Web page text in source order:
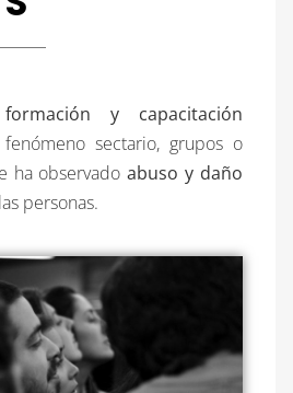
formación y capacitación
sectario, grupos o
ha observado abuso y daño
personas.